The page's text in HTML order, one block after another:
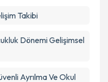
Takibi
Dönemi Gelişimsel
Ayrılma Ve Okul